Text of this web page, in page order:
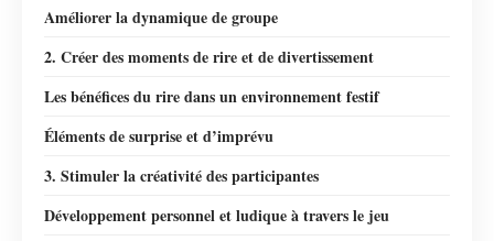
Améliorer la dynamique de groupe
2. Créer des moments de rire et de divertissement
Les bénéfices du rire dans un environnement festif
Éléments de surprise et d’imprévu
3. Stimuler la créativité des participantes
Développement personnel et ludique à travers le jeu